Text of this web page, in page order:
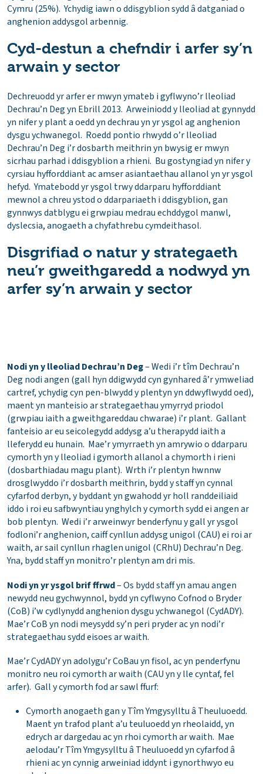
Cymru (25%). Ychydig iawn o ddisgyblion sydd â datganiad o
anghenion addysgol arbennig.
Cyd-destun a chefndir i arfer sy’n
arwain y sector
Dechreuodd yr arfer er mwyn ymateb i gyflwyno’r lleoliad
Dechrau’n Deg yn Ebrill 2013. Arweiniodd y lleoliad at gynnydd
yn nifer y plant a oedd yn dechrau yn yr ysgol ag anghenion
dysgu ychwanegol. Roedd pontio rhwydd o’r lleoliad
Dechrau’n Deg i’r dosbarth meithrin yn bwysig er mwyn
sicrhau parhad i ddisgyblion a rhieni. Bu gostyngiad yn nifer y
cyrsiau hyfforddiant ac amser asiantaethau allanol yn yr ysgol
hefyd. Ymatebodd yr ysgol trwy ddarparu hyfforddiant
mewnol a chreu ystod o ddarpariaeth i ddisgyblion, gan
gynnwys datblygu ei grwpiau medrau echddygol manwl,
dyslecsia, anogaeth a chyfathrebu cymdeithasol.
Disgrifiad o natur y strategaeth
neu’r gweithgaredd a nodwyd yn
arfer sy’n arwain y sector
Nodi yn y lleoliad Dechrau’n Deg– Wedi i’r tîm Dechrau’n
Deg nodi angen (gall hyn ddigwydd cyn gynhared â’r ymweliad
cartref, ychydig cyn pen-blwydd y plentyn yn ddwyflwydd oed),
maent yn manteisio ar strategaethau ymyrryd priodol
(grwpiau iaith a gweithgareddau chwarae) i’r plant. Gallant
fanteisio ar eu seicolegydd addysg a’u therapydd iaith a
lleferydd eu hunain. Mae’r ymyrraeth yn amrywio o ddarparu
cymorth yn y lleoliad i gymorth allanol a chymorth i rieni
(dosbarthiadau magu plant). Wrth i’r plentyn hwnnw
drosglwyddo i’r dosbarth meithrin, bydd y staff yn cynnal
cyfarfod derbyn, y byddant yn gwahodd yr holl randdeiliaid
iddo i roi eu safbwyntiau ynghylch y cymorth sydd ei angen ar
bob plentyn. Wedi i’r arweinwyr benderfynu y gall yr ysgol
fodloni’r anghenion, caiff cynllun addysg unigol (CAU) ei roi ar
waith, ar sail cynllun rhaglen unigol (CRhU) Dechrau’n Deg.
Yna, bydd staff yn monitro’r plentyn am dri mis.
Nodi yn yr ysgol brif ffrwd– Os bydd staff yn amau angen
newydd neu gychwynnol, bydd yn cyflwyno Cofnod o Bryder
(CoB) i’w cydlynydd anghenion dysgu ychwanegol (CydADY).
Mae’r CoB yn nodi meysydd sy’n peri pryder ac yn nodi’r
strategaethau sydd eisoes ar waith.
Mae’r CydADY yn adolygu’r CoBau yn fisol, ac yn penderfynu
monitro neu roi cymorth ar waith (CAU yn y lle cyntaf, fel
arfer). Gall y cymorth fod ar sawl ffurf:
Cymorth anogaeth gan y Tîm Ymgysylltu â Theuluoedd.
Maent yn trafod plant a’u teuluoedd yn rheolaidd, yn
edrych ar dargedau ac yn rhoi cymorth ar waith. Mae
aelodau’r Tîm Ymgysylltu â Theuluoedd yn cyfarfod â
rhieni ac yn cynnig arweiniad iddynt i gynorthwyo eu